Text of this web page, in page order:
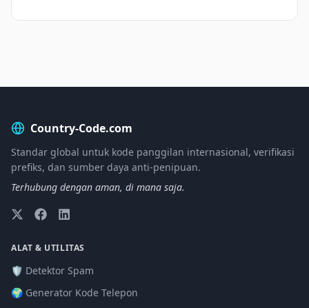
Country-Code.com
Standar global untuk kode panggilan internasional, verifikasi
prefiks, dan sumber daya anti-penipuan.
Terhubung dengan aman, di mana saja.
ALAT & UTILITAS
🛡️ Detektor Spam
🌍 Generator Kode Telepon